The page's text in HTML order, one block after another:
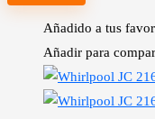
Añadido a tus
Añadir para